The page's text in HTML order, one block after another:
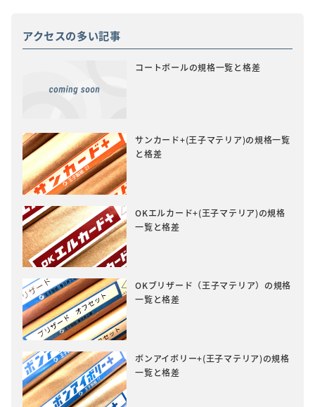
アクセスの多い記事
コートボールの規格一覧と格差
サンカード+(王子マテリア)の規格一覧
と格差
OKエルカード+(王子マテリア)の規格
一覧と格差
OKブリザード（王子マテリア）の規格
一覧と格差
ボンアイボリー+(王子マテリア)の規格
一覧と格差